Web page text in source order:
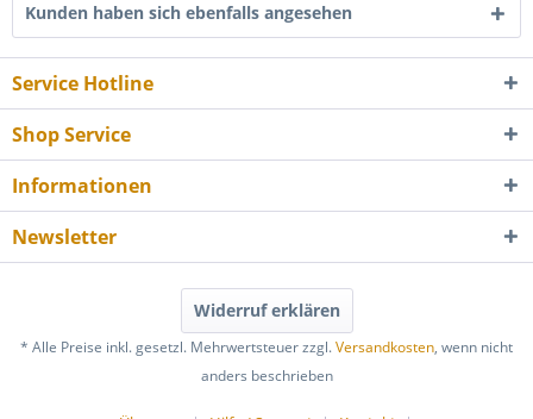
Kunden haben sich ebenfalls angesehen
Service Hotline
Shop Service
Informationen
Newsletter
Widerruf erklären
* Alle Preise inkl. gesetzl. Mehrwertsteuer zzgl.Versandkosten, wenn nicht
anders beschrieben